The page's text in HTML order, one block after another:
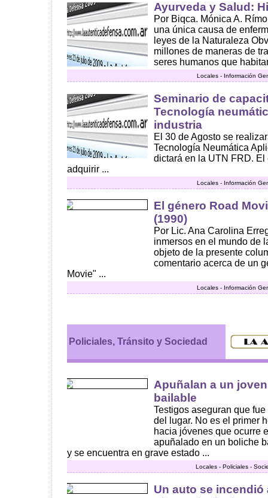
Ayurveda y Salud:
Por Biqca. Mónica A.
una única causa de
leyes de la Naturaleza
millones de maneras de
seres humanos que
Locales - Información
Seminario de
Tecnología
industria
El 30 de Agosto se
Tecnología Neumática
dictará en la UTN FRD.
adquirir ...
Locales - Información
El género Road
(1990)
Por Lic. Ana Carolina
inmersos en el mundo de
objeto de la presente
comentario acerca de un
Movie" ...
Locales - Información
Policiales, Tránsito y Sociedad
Apuñalan a un
bailable
Testigos aseguran que
del lugar. No es el primer
hacia jóvenes que ocurre
apuñalado en un boliche
y se encuentra en grave estado ...
Locales - Policiales -
Un auto se